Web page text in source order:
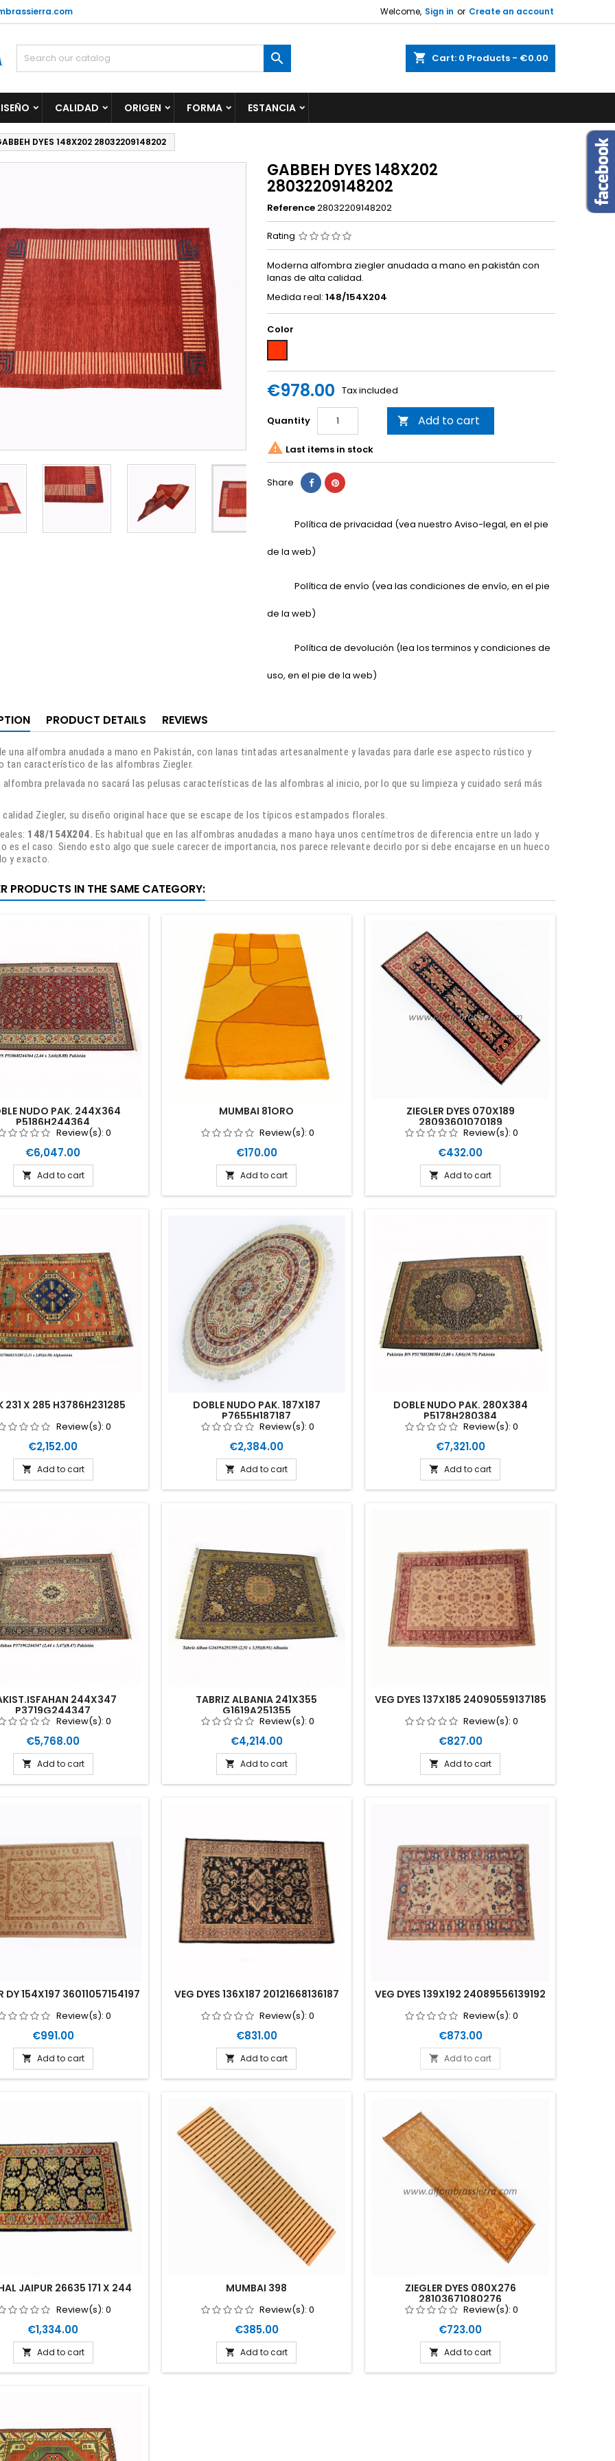
Welcome, Sign in or Create an account
shopping_cart Cart: 0 Products - €0.00

CALIDAD ORIGEN FORMA ESTANCIA
DYES 148X202 28032209148202
GABBEH DYES 148X202
28032209148202
Reference28032209148202
Rating
Moderna alfombra ziegler anudada a mano en pakistán con
lanas de alta calidad.
Medida real: 148/154X204
Color
€978.00 Tax included
Quantity  Add to cart
 Last items in stock
Share
Política de privacidad (vea nuestro Aviso-legal, en el pie
de la web)
Política de envío (vea las condiciones de envío, en el pie
de la web)
Política de devolución (lea los terminos y condiciones de
uso, en el pie de la web)
PRODUCT DETAILS REVIEWS
una alfombra anudada a mano en Pakistán, con lanas tintadas artesanalmente y lavadas para darle ese aspecto rústico y
tan característico de las alfombras Ziegler.
alfombra prelavada no sacará las pelusas características de las alfombras al inicio, por lo que su limpieza y cuidado será más
calidad Ziegler, su diseño original hace que se escape de los típicos estampados florales.
148/154X204. Es habitual que en las alfombras anudadas a mano haya unos centímetros de diferencia entre un lado y
es el caso. Siendo esto algo que suele carecer de importancia, nos parece relevante decirlo por si debe encajarse en un hueco
y exacto.
PRODUCTS IN THE SAME CATEGORY:
NUDO PAK. 244X364
P5186H244364
Review(s): 0
Price
€6,047.00
 Add to cart
MUMBAI 81ORO
Review(s):0
Price
€170.00
 Add to cart
ZIEGLER DYES 070X189
28093601070189
Review(s):0
Price
€432.00
 Add to cart
231 X 285 H3786H231285
Review(s): 0
Price
€2,152.00
 Add to cart
DOBLE NUDO PAK. 187X187
P7655H187187
Review(s):0
Price
€2,384.00
 Add to cart
DOBLE NUDO PAK. 280X384
P5178H280384
Review(s):0
Price
€7,321.00
 Add to cart
244X347
P3719G244347
Review(s): 0
Price
€5,768.00
 Add to cart
TABRIZ ALBANIA 241X355
G1619A251355
Review(s):0
Price
€4,214.00
 Add to cart
VEG DYES 137X185 24090559137185
Review(s):0
Price
€827.00
 Add to cart
DY 154X197 36011057154197
Review(s): 0
Price
€991.00
 Add to cart
VEG DYES 136X187 20121668136187
Review(s):0
Price
€831.00
 Add to cart
VEG DYES 139X192 24089556139192
Review(s):0
Price
€873.00
 Add to cart
JAIPUR 26635 171 X 244
Review(s): 0
Price
€1,334.00
 Add to cart
MUMBAI 398
Review(s):0
Price
€385.00
 Add to cart
ZIEGLER DYES 080X276
28103671080276
Review(s):0
Price
€723.00
 Add to cart